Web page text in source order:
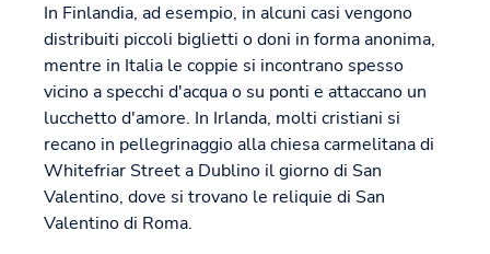
In Finlandia, ad esempio, in alcuni casi vengono
distribuiti piccoli biglietti o doni in forma anonima,
mentre in Italia le coppie si incontrano spesso
vicino a specchi d'acqua o su ponti e attaccano un
lucchetto d'amore. In Irlanda, molti cristiani si
recano in pellegrinaggio alla chiesa carmelitana di
Whitefriar Street a Dublino il giorno di San
Valentino, dove si trovano le reliquie di San
Valentino di Roma.